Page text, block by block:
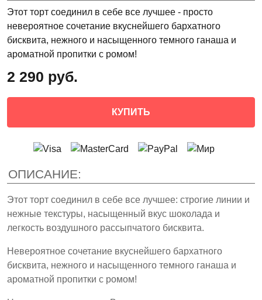
Этот торт соединил в себе все лучшее - просто
невероятное сочетание вкуснейшего бархатного
бисквита, нежного и насыщенного темного ганаша и
ароматной пропитки с ромом!
2 290 руб.
КУПИТЬ
ОПИСАНИЕ:
Этот торт соединил в себе все лучшее: строгие линии и
нежные текстуры, насыщенный вкус шоколада и
легкость воздушного рассыпчатого бисквита.
Невероятное сочетание вкуснейшего бархатного
бисквита, нежного и насыщенного темного ганаша и
ароматной пропитки с ромом!